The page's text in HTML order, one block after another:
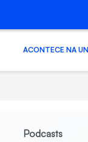
ACONTECE NA
Podcasts